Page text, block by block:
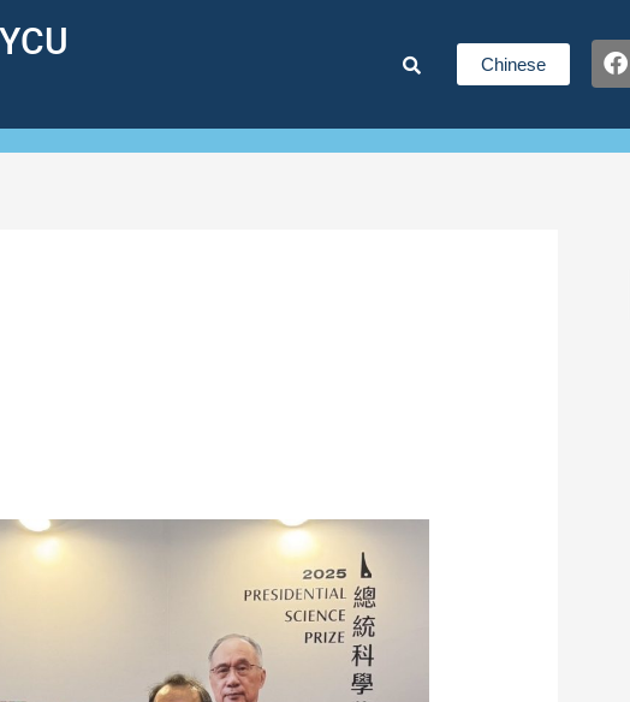
Chinese
F
a
e
b